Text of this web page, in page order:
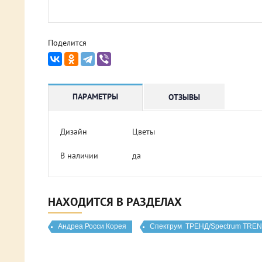
Поделится
ПАРАМЕТРЫ ОТЗЫВЫ
Дизайн Цветы
В наличии да
НАХОДИТСЯ В РАЗДЕЛАХ
Андреа Росси Корея Спектрум  ТРЕНД/Spectrum